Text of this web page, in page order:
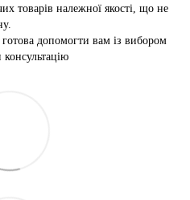
товарів належної якості, що не
допомогти вам із вибором